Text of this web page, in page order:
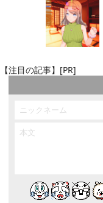
【注目の記事】[PR]